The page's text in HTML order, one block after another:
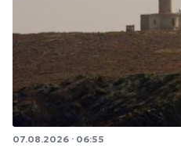
07.08.2026 · 06:55